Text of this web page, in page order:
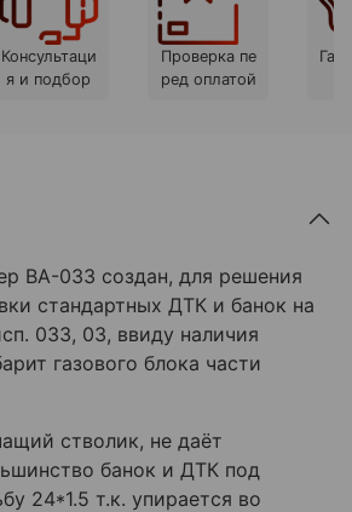
Консультаци
я и подбор
Проверка пе
ред оплатой
ВA-033 создан, для решения
стандартных ДТК и банок на
033, 03, ввиду наличия
газового блока части
стволик, не даёт
банок и ДТК под
24*1.5 т.к. упирается во